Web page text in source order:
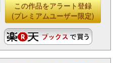
この作品をアラート登録
(プレミアムユーザー限定)